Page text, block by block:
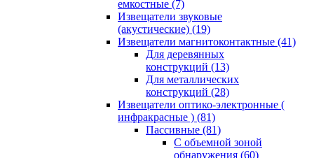
емкостные (7)
Извещатели звуковые
(акустические) (19)
Извещатели магнитоконтактные (41)
Для деревянных
конструкций (13)
Для металлических
конструкций (28)
Извещатели оптико-электронные (
инфракрасные ) (81)
Пассивные (81)
С объемной зоной
обнаружения (60)